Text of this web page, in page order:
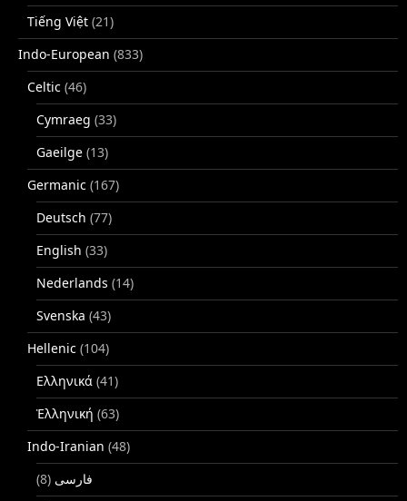
Tiếng Việt (21)
Indo-European (833)
Celtic (46)
Cymraeg (33)
Gaeilge (13)
Germanic (167)
Deutsch (77)
English (33)
Nederlands (14)
Svenska (43)
Hellenic (104)
Ελληνικά (41)
Ἑλληνική (63)
Indo-Iranian (48)
فارسی (8)